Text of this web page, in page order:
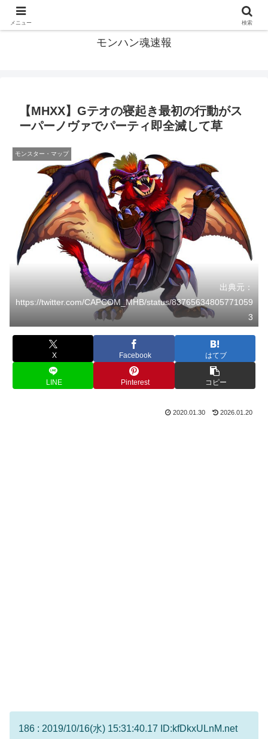
モンハン魂速報
【MHXX】Gテオの寝起き最初の行動がス
ーパーノヴァでパーティ即全滅して草
モンスター・マップ
出典元：
https://twitter.com/CAPCOM_MHB/status/83765634805771059
3
X Facebook はてブ
LINE Pinterest コピー
2020.01.30 2026.01.20
186 : 2019/10/16(水) 15:31:40.17 ID:kfDkxULnM.net
メニュー 検索